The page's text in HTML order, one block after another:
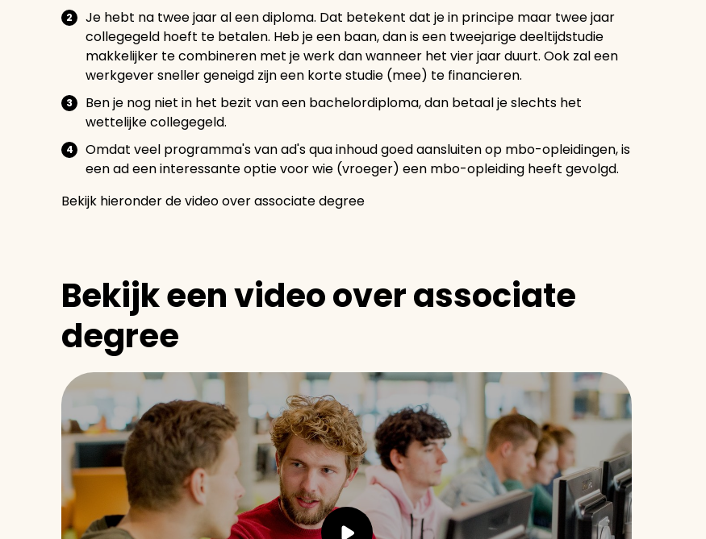
Je hebt na twee jaar al een diploma. Dat betekent dat je in principe maar twee jaar
collegegeld hoeft te betalen. Heb je een baan, dan is een tweejarige deeltijdstudie
makkelijker te combineren met je werk dan wanneer het vier jaar duurt. Ook zal een
werkgever sneller geneigd zijn een korte studie (mee) te financieren.
Ben je nog niet in het bezit van een bachelordiploma, dan betaal je slechts het
wettelijke collegegeld.
Omdat veel programma's van ad's qua inhoud goed aansluiten op mbo-opleidingen, is
een ad een interessante optie voor wie (vroeger) een mbo-opleiding heeft gevolgd.
Bekijk hieronder de video over associate degree
Bekijk een video over associate
degree